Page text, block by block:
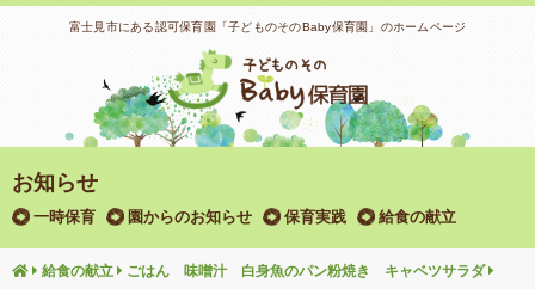
富士見市にある認可保育園「子どものそのBaby保育園」のホームページ
お知らせ
一時保育 園からのお知らせ 保育実践 給食の献立
給食の献立
ごはん 味噌汁 白身魚のパン粉焼き キャベツサラダ